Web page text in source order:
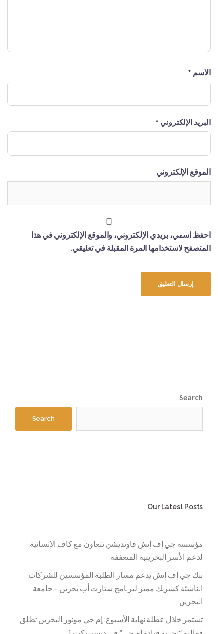
الاسم *
البريد الإلكتروني *
الموقع الإلكتروني
احفظ اسمي، بريدي الإلكتروني، والموقع الإلكتروني في هذا
المتصفح لاستخدامها المرة المقبلة في تعليقي.
Search
Search
Our Latest Posts
مؤسسة جي إف إتش فاونديشن تتعاون مع كاف الإنسانية
لدعم الأسر البحرينية المتعففة
بنك جي إف إتش يدعم مسار الطلبة المؤسسين للشركات
الناشئة كشريك مميز لبرنامج ستارت أب بحرين – جامعة
البحرين
تستمر خلال عطلة نهاية الأسبوع: إم جي موتور البحرين تطلق